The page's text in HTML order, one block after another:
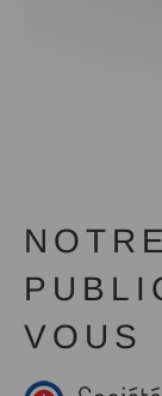
VOUS